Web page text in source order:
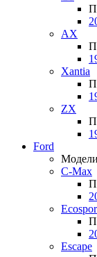
AX
Xantia
ZX
Ford
C-Max
Escape